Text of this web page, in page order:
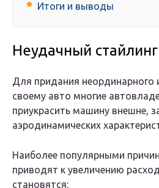
Итоги и выводы
Неудачный стайлинг
Для придания неординарного
своему авто многие
приукрасить машину внешне,
аэродинамических
Наиболее популярными
приводят к увеличению
становятся: